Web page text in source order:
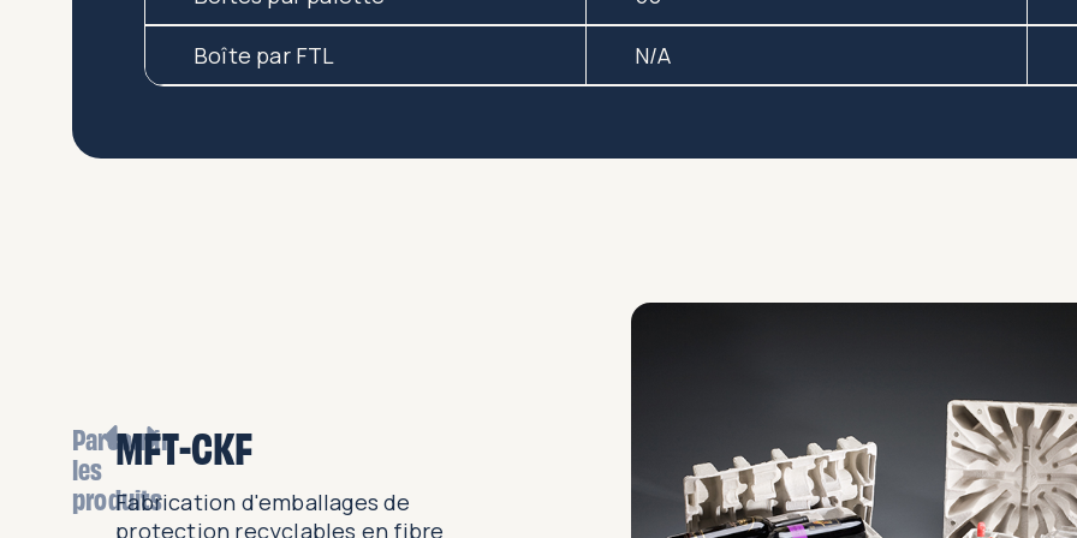
Boîte par FTL N/A
Parcourir
les
produits
et
MFT-CKF
Fabrication d'emballages de
protection recyclables en fibre
Produits sur mesure
Concevez et crÃ©ez l'emballage
unique qui vous convient.
Vente
Solution
tous les